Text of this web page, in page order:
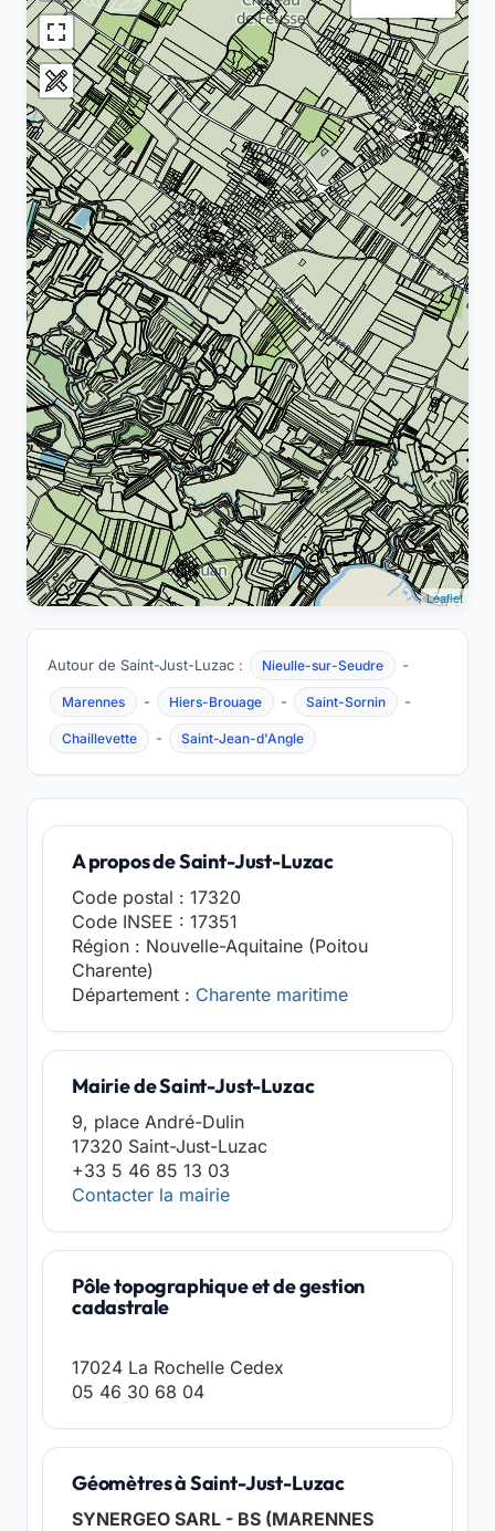
Leaflet
Autour de Saint-Just-Luzac : Nieulle-sur-Seudre -
Marennes - Hiers-Brouage - Saint-Sornin -
Chaillevette - Saint-Jean-d'Angle
A propos de Saint-Just-Luzac
Code postal : 17320
Code INSEE : 17351
Région : Nouvelle-Aquitaine (Poitou
Charente)
Département : Charente maritime
Mairie de Saint-Just-Luzac
9, place André-Dulin
17320 Saint-Just-Luzac
+33 5 46 85 13 03
Contacter la mairie
Pôle topographique et de gestion
cadastrale
17024 La Rochelle Cedex
05 46 30 68 04
Géomètres à Saint-Just-Luzac
SYNERGEO SARL - BS (MARENNES